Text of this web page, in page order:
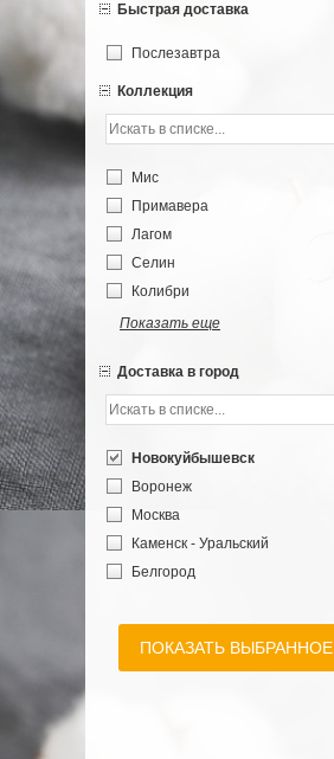
Быстрая доставка
Послезавтра
Коллекция
Мис
Примавера
Лагом
Селин
Колибри
Показать еще
Доставка в город
Новокуйбышевск
Воронеж
Москва
Каменск - Уральский
Белгород
Санкт-Петербург
Димитровград
ПОКАЗАТЬ ВЫБРАННОЕ